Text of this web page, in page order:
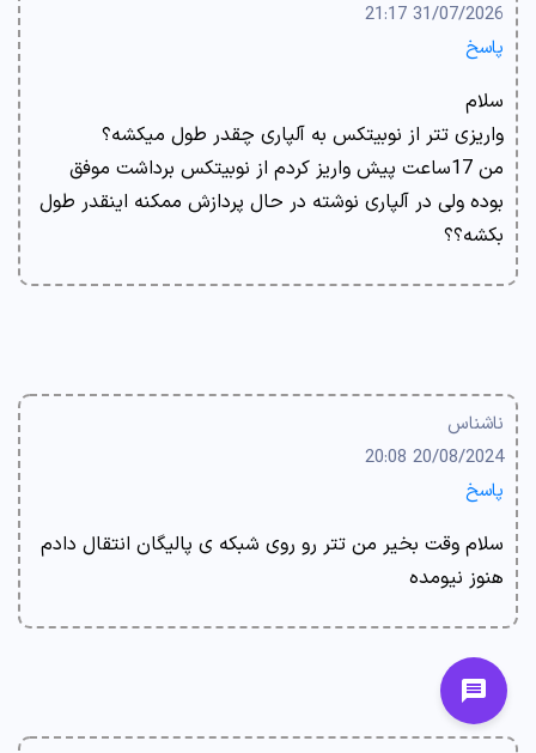
31/07/2026 21:17
پاسخ
سلام
واریزی تتر از نوبیتکس به آلپاری چقدر طول میکشه؟
من 17ساعت پیش واریز کردم از نوبیتکس برداشت موفق
بوده ولی در آلپاری نوشته در حال پردازش ممکنه اینقدر طول
بکشه؟؟
ناشناس
20/08/2024 20:08
پاسخ
سلام وقت بخیر من تتر رو روی شبکه ی پالیگان انتقال دادم
هنوز نیومده